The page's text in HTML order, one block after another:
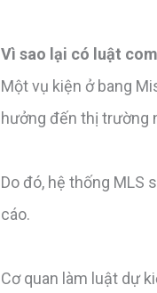
Vì sao lại có luật
Một vụ kiện ở bang
hưởng đến thị trường
Do đó, hệ thống MLS
cáo.
Cơ quan làm luật dự